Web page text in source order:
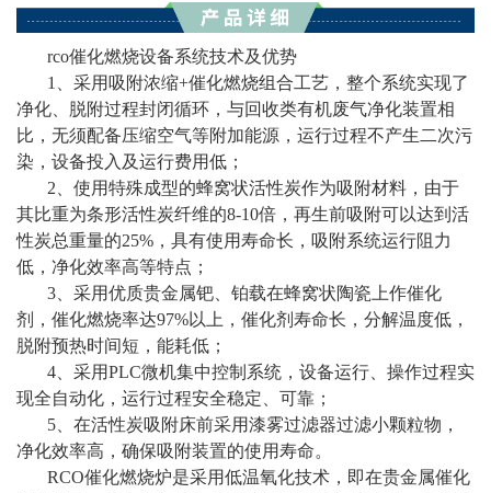
rco催化燃烧设备系统技术及优势
1、采用吸附浓缩+催化燃烧组合工艺，整个系统实现了
净化、脱附过程封闭循环，与回收类有机废气净化装置相
比，无须配备压缩空气等附加能源，运行过程不产生二次污
染，设备投入及运行费用低；
2、使用特殊成型的蜂窝状活性炭作为吸附材料，由于
其比重为条形活性炭纤维的8-10倍，再生前吸附可以达到活
性炭总重量的25%，具有使用寿命长，吸附系统运行阻力
低，净化效率高等特点；
3、采用优质贵金属钯、铂载在蜂窝状陶瓷上作催化
剂，催化燃烧率达97%以上，催化剂寿命长，分解温度低，
脱附预热时间短，能耗低；
4、采用PLC微机集中控制系统，设备运行、操作过程实
现全自动化，运行过程安全稳定、可靠；
5、在活性炭吸附床前采用漆雾过滤器过滤小颗粒物，
净化效率高，确保吸附装置的使用寿命。
RCO催化燃烧炉是采用低温氧化技术，即在贵金属催化